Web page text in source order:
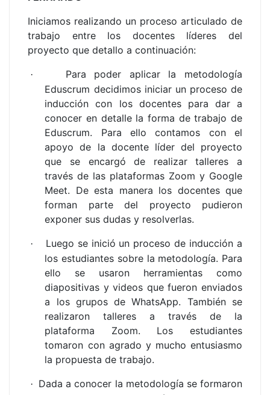
Iniciamos realizando un proceso articulado de
trabajo entre los docentes líderes del
proyecto que detallo a continuación:
·
Para poder aplicar la metodología
Eduscrum decidimos iniciar un proceso de
inducción con los docentes para dar a
conocer en detalle la forma de trabajo de
Eduscrum. Para ello contamos con el
apoyo de la docente líder del proyecto
que se encargó de realizar talleres a
través de las plataformas Zoom y Google
Meet. De esta manera los docentes que
forman parte del proyecto pudieron
exponer sus dudas y resolverlas.
·
Luego se inició un proceso de inducción a
los estudiantes sobre la metodología. Para
ello se usaron herramientas como
diapositivas y videos que fueron enviados
a los grupos de WhatsApp. También se
realizaron talleres a través de la
plataforma Zoom. Los estudiantes
tomaron con agrado y mucho entusiasmo
la propuesta de trabajo.
·
Dada a conocer la metodología se formaron